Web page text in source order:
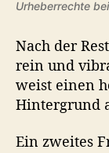
Urheberrechte
Nach der
rein und
weist einen
Hintergrund
Ein zweites